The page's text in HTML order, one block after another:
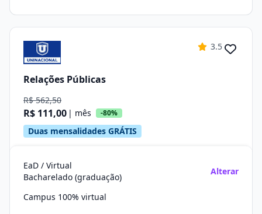
3.5
Relações Públicas
R$ 562,50
R$ 111,00 | mês -80%
Duas mensalidades GRÁTIS
EaD / Virtual
Bacharelado (graduação)
Alterar
Campus 100% virtual